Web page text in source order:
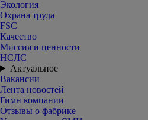
Экология
Охрана труда
FSC
Качество
Миссия и ценности
НСЛС
Актуальное
Вакансии
Лента новостей
Гимн компании
Отзывы о фабрике